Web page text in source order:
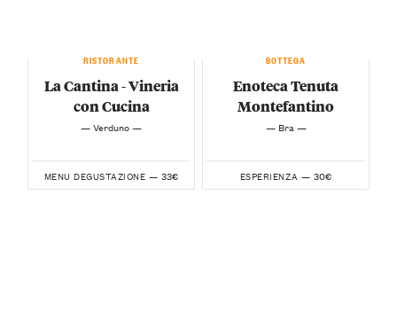
RISTORANTE
La Cantina - Vineria
con Cucina
— Verduno —
MENU DEGUSTAZIONE — 33€
BOTTEGA
Enoteca Tenuta
Montefantino
— Bra —
ESPERIENZA — 30€